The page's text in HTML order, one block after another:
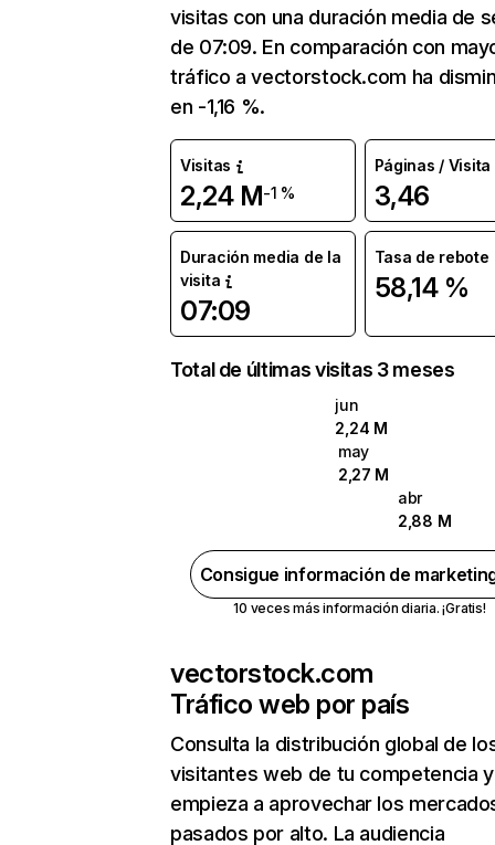
visitas con una duración media de
de 07:09. En comparación con
tráfico a vectorstock.com ha
en -1,16 %.
Visitas
2,24 M-1 %
Páginas / Visita
3,46
Duración media de la
visita
07:09
Tasa de rebote
58,14 %
Total de últimas visitas 3 meses
jun
2,24 M
may
2,27 M
abr
2,88 M
Consigue información de
10 veces más información diaria. ¡Gratis!
vectorstock.com
Tráfico web por país
Consulta la distribución global de
visitantes web de tu competencia y
empieza a aprovechar los
pasados por alto. La audiencia